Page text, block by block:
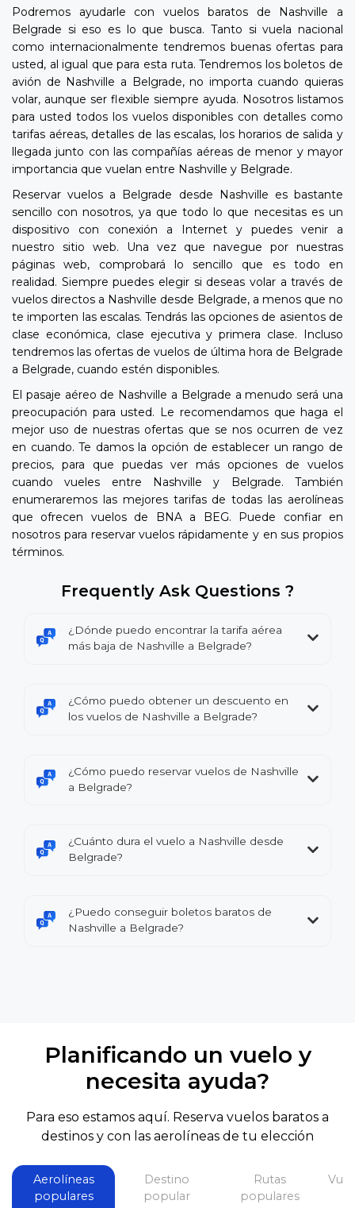
Podremos ayudarle con vuelos baratos de Nashville a
Belgrade si eso es lo que busca. Tanto si vuela nacional
como internacionalmente tendremos buenas ofertas para
usted, al igual que para esta ruta. Tendremos los boletos de
avión de Nashville a Belgrade, no importa cuando quieras
volar, aunque ser flexible siempre ayuda. Nosotros listamos
para usted todos los vuelos disponibles con detalles como
tarifas aéreas, detalles de las escalas, los horarios de salida y
llegada junto con las compañías aéreas de menor y mayor
importancia que vuelan entre Nashville y Belgrade.
Reservar vuelos a Belgrade desde Nashville es bastante
sencillo con nosotros, ya que todo lo que necesitas es un
dispositivo con conexión a Internet y puedes venir a
nuestro sitio web. Una vez que navegue por nuestras
páginas web, comprobará lo sencillo que es todo en
realidad. Siempre puedes elegir si deseas volar a través de
vuelos directos a Nashville desde Belgrade, a menos que no
te importen las escalas. Tendrás las opciones de asientos de
clase económica, clase ejecutiva y primera clase. Incluso
tendremos las ofertas de vuelos de última hora de Belgrade
a Belgrade, cuando estén disponibles.
El pasaje aéreo de Nashville a Belgrade a menudo será una
preocupación para usted. Le recomendamos que haga el
mejor uso de nuestras ofertas que se nos ocurren de vez
en cuando. Te damos la opción de establecer un rango de
precios, para que puedas ver más opciones de vuelos
cuando vueles entre Nashville y Belgrade. También
enumeraremos las mejores tarifas de todas las aerolíneas
que ofrecen vuelos de BNA a BEG. Puede confiar en
nosotros para reservar vuelos rápidamente y en sus propios
términos.
Frequently Ask Questions ?
¿Dónde puedo encontrar la tarifa aérea
más baja de Nashville a Belgrade?
¿Cómo puedo obtener un descuento en
los vuelos de Nashville a Belgrade?
¿Cómo puedo reservar vuelos de Nashville
a Belgrade?
¿Cuánto dura el vuelo a Nashville desde
Belgrade?
¿Puedo conseguir boletos baratos de
Nashville a Belgrade?
Planificando un vuelo y
necesita ayuda?
Para eso estamos aquí. Reserva vuelos baratos a
destinos y con las aerolíneas de tu elección
Aerolíneas
populares
Destino
popular
Rutas
populares